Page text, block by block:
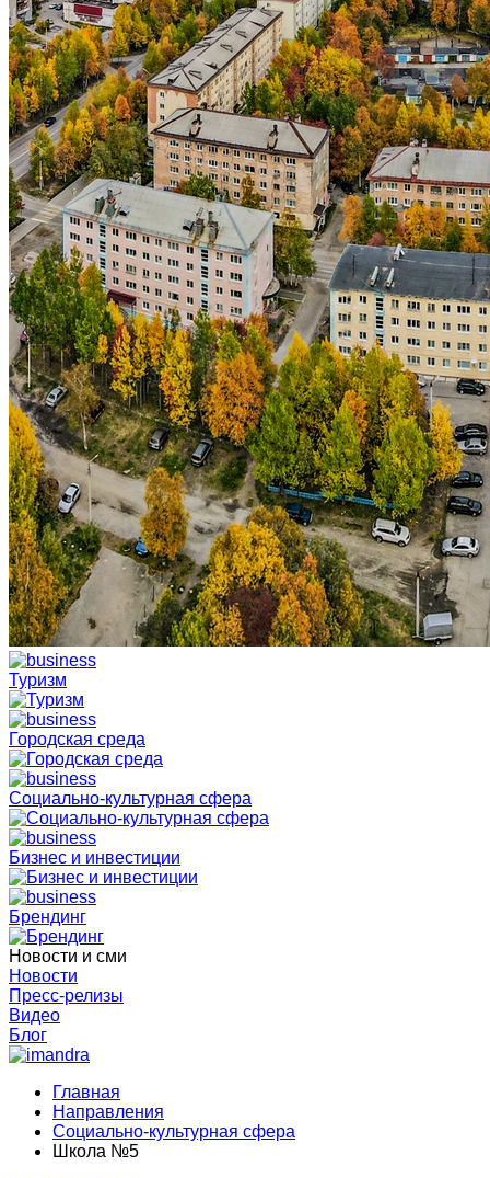
Туризм
Городская среда
Социально-культурная сфера
Бизнес и инвестиции
Брендинг
Новости и сми
Новости
Пресс-релизы
Видео
Блог
Главная
Направления
Социально-культурная сфера
Школа №5